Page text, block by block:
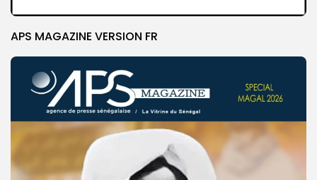
APS MAGAZINE VERSION FR